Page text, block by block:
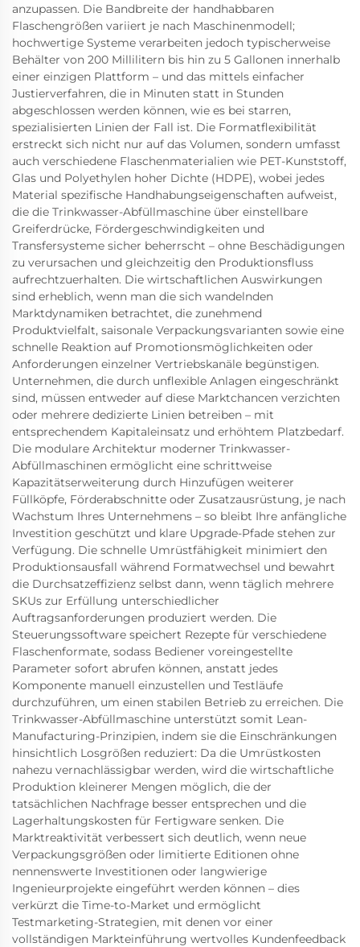
anzupassen. Die Bandbreite der handhabbaren
Flaschengrößen variiert je nach Maschinenmodell;
hochwertige Systeme verarbeiten jedoch typischerweise
Behälter von 200 Millilitern bis hin zu 5 Gallonen innerhalb
einer einzigen Plattform – und das mittels einfacher
Justierverfahren, die in Minuten statt in Stunden
abgeschlossen werden können, wie es bei starren,
spezialisierten Linien der Fall ist. Die Formatflexibilität
erstreckt sich nicht nur auf das Volumen, sondern umfasst
auch verschiedene Flaschenmaterialien wie PET-Kunststoff,
Glas und Polyethylen hoher Dichte (HDPE), wobei jedes
Material spezifische Handhabungseigenschaften aufweist,
die die Trinkwasser-Abfüllmaschine über einstellbare
Greiferdrücke, Fördergeschwindigkeiten und
Transfersysteme sicher beherrscht – ohne Beschädigungen
zu verursachen und gleichzeitig den Produktionsfluss
aufrechtzuerhalten. Die wirtschaftlichen Auswirkungen
sind erheblich, wenn man die sich wandelnden
Marktdynamiken betrachtet, die zunehmend
Produktvielfalt, saisonale Verpackungsvarianten sowie eine
schnelle Reaktion auf Promotionsmöglichkeiten oder
Anforderungen einzelner Vertriebskanäle begünstigen.
Unternehmen, die durch unflexible Anlagen eingeschränkt
sind, müssen entweder auf diese Marktchancen verzichten
oder mehrere dedizierte Linien betreiben – mit
entsprechendem Kapitaleinsatz und erhöhtem Platzbedarf.
Die modulare Architektur moderner Trinkwasser-
Abfüllmaschinen ermöglicht eine schrittweise
Kapazitätserweiterung durch Hinzufügen weiterer
Füllköpfe, Förderabschnitte oder Zusatzausrüstung, je nach
Wachstum Ihres Unternehmens – so bleibt Ihre anfängliche
Investition geschützt und klare Upgrade-Pfade stehen zur
Verfügung. Die schnelle Umrüstfähigkeit minimiert den
Produktionsausfall während Formatwechsel und bewahrt
die Durchsatzeffizienz selbst dann, wenn täglich mehrere
SKUs zur Erfüllung unterschiedlicher
Auftragsanforderungen produziert werden. Die
Steuerungssoftware speichert Rezepte für verschiedene
Flaschenformate, sodass Bediener voreingestellte
Parameter sofort abrufen können, anstatt jedes
Komponente manuell einzustellen und Testläufe
durchzuführen, um einen stabilen Betrieb zu erreichen. Die
Trinkwasser-Abfüllmaschine unterstützt somit Lean-
Manufacturing-Prinzipien, indem sie die Einschränkungen
hinsichtlich Losgrößen reduziert: Da die Umrüstkosten
nahezu vernachlässigbar werden, wird die wirtschaftliche
Produktion kleinerer Mengen möglich, die der
tatsächlichen Nachfrage besser entsprechen und die
Lagerhaltungskosten für Fertigware senken. Die
Marktreaktivität verbessert sich deutlich, wenn neue
Verpackungsgrößen oder limitierte Editionen ohne
nennenswerte Investitionen oder langwierige
Ingenieurprojekte eingeführt werden können – dies
verkürzt die Time-to-Market und ermöglicht
Testmarketing-Strategien, mit denen vor einer
vollständigen Markteinführung wertvolles Kundenfeedback